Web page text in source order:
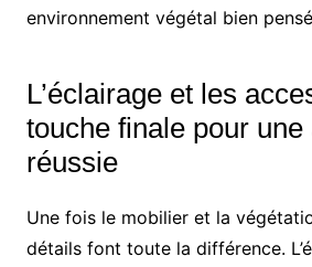
environnement végétal bien
L’éclairage et les
touche finale pour
réussie
Une fois le mobilier et la
détails font toute la différence.